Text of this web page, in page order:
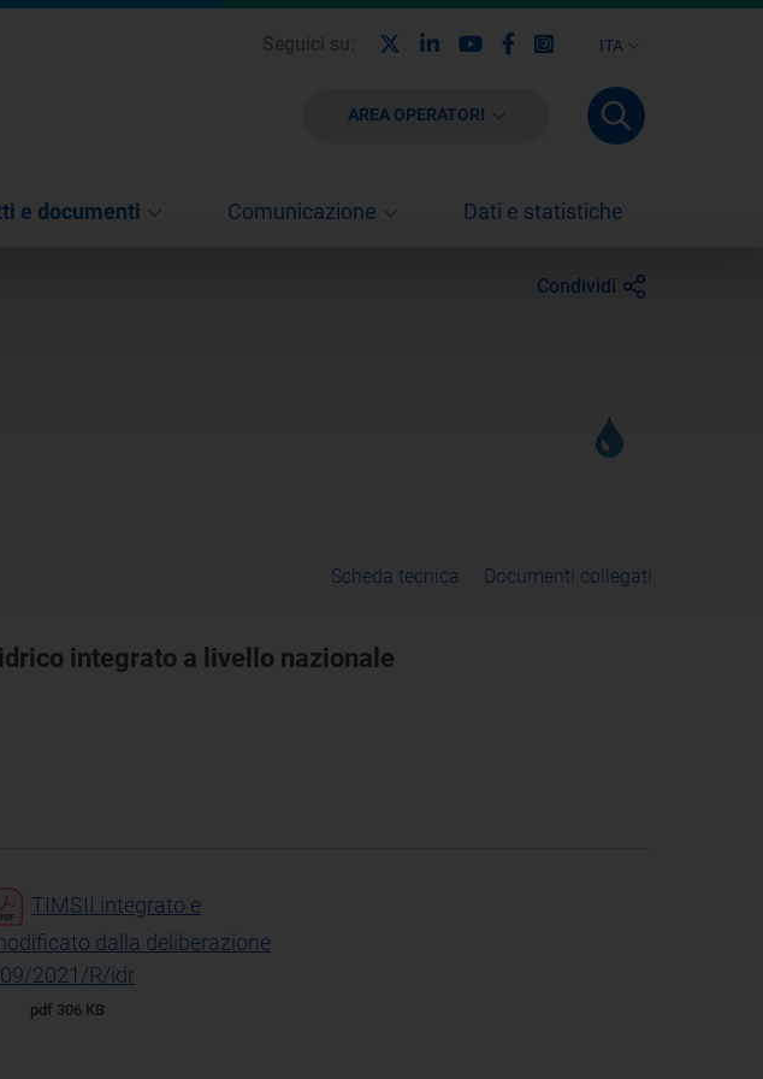
ITA
Seguici su: LinkedinYoutubeFacebook
Instagram
AREA OPERATORI
e documenti Comunicazione Dati e statistiche
Condividi
Scheda tecnica Documenti collegati
integrato a livello nazionale
TIMSII integrato e
dalla deliberazione
2021/R/idr
pdf 306 KB